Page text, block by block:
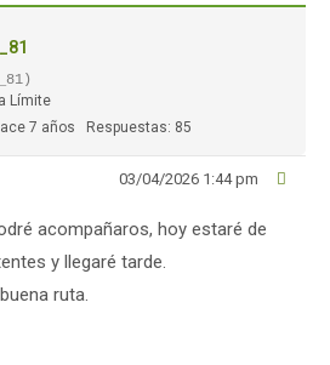
Límite
7 años
Respuestas: 85
03/04/2026 1:44 pm
acompañaros, hoy estaré de
y llegaré tarde.
ruta.